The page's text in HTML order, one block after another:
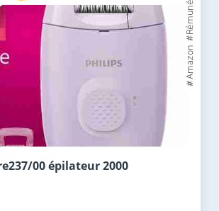
00 épilateur 2000